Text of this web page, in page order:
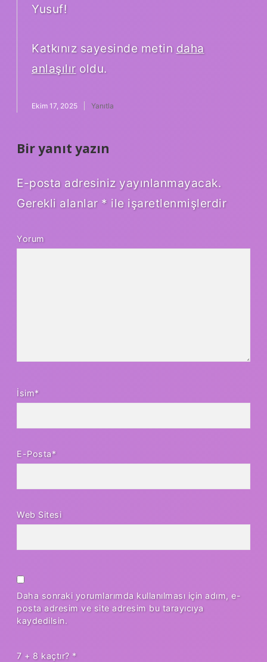
Yusuf!
Katkınız sayesinde metin daha
anlaşılır oldu.
Ekim 17, 2025 Yanıtla
Bir yanıt yazın
E-posta adresiniz yayınlanmayacak.
Gerekli alanlar * ile işaretlenmişlerdir
Yorum
İsim*
E-Posta*
Web Sitesi
Daha sonraki yorumlarımda kullanılması için adım, e-
posta adresim ve site adresim bu tarayıcıya
kaydedilsin.
7 + 8 kaçtır? *